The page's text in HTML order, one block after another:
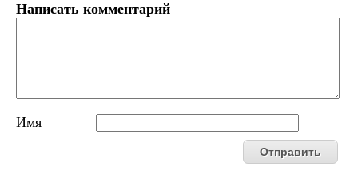
Написать комментарий
Имя